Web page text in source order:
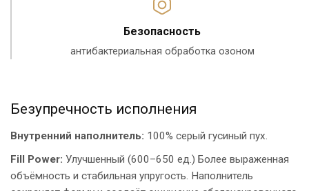
Безопасность
антибактериальная обработка озоном
Безупречность исполнения
Внутренний наполнитель: 100% серый гусиный пух.
Fill Power: Улучшенный (600–650 ед.) Более выраженная
объёмность и стабильная упругость. Наполнитель